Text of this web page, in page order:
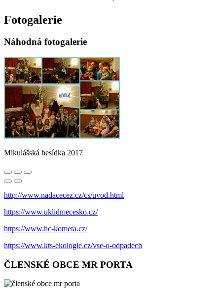
Fotogalerie
Náhodná fotogalerie
Mikulášská besídka 2017
http://www.nadacecez.cz/cs/uvod.html
https://www.uklidmecesko.cz/
https://www.hc-kometa.cz/
https://www.kts-ekologie.cz/vse-o-odpadech
ČLENSKÉ OBCE MR PORTA